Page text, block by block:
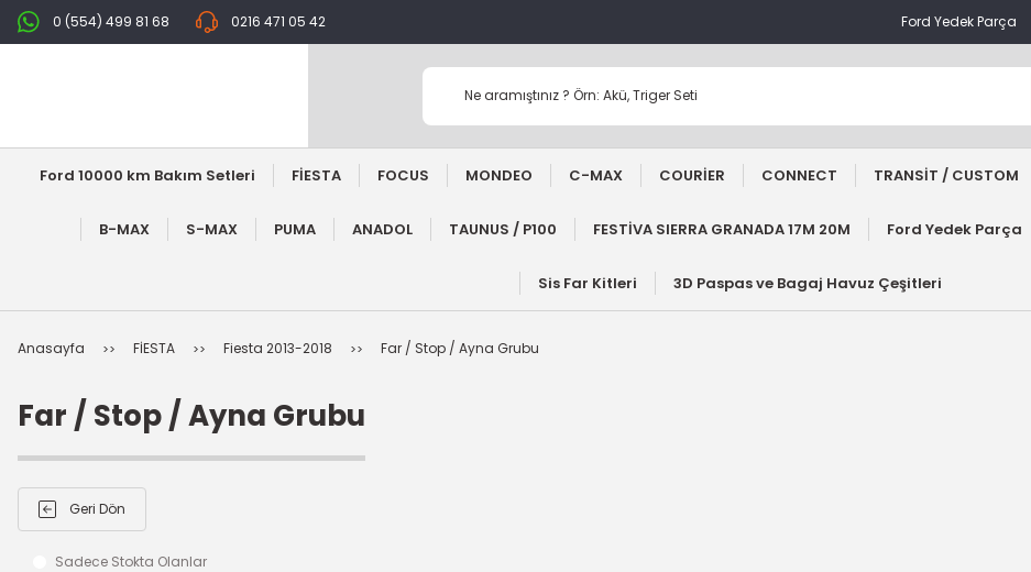
0 (554) 499 81 68 0216 471 05 42 Ford Yedek Parça
Ford 10000 km Bakım Setleri FİESTA FOCUS MONDEO C-MAX COURİER CONNECT TRANSİT / CUSTOM
B-MAX S-MAX PUMA ANADOL TAUNUS / P100 FESTİVA SIERRA GRANADA 17M 20M Ford Yedek Parça
Sis Far Kitleri 3D Paspas ve Bagaj Havuz Çeşitleri
Anasayfa FİESTA Fiesta 2013-2018 Far / Stop / Ayna Grubu
Far / Stop / Ayna Grubu
Geri Dön
Sadece Stokta Olanlar